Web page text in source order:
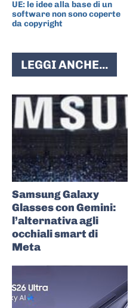
UE: le idee alla base di un
software non sono coperte
da copyright
LEGGI ANCHE...
Samsung Galaxy
Glasses con Gemini:
l’alternativa agli
occhiali smart di
Meta